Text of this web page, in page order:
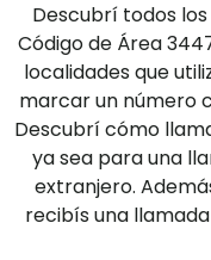
Descubrí todos
Código de Área
localidades que
marcar un número
Descubrí cómo
ya sea para una
extranjero.
recibís una